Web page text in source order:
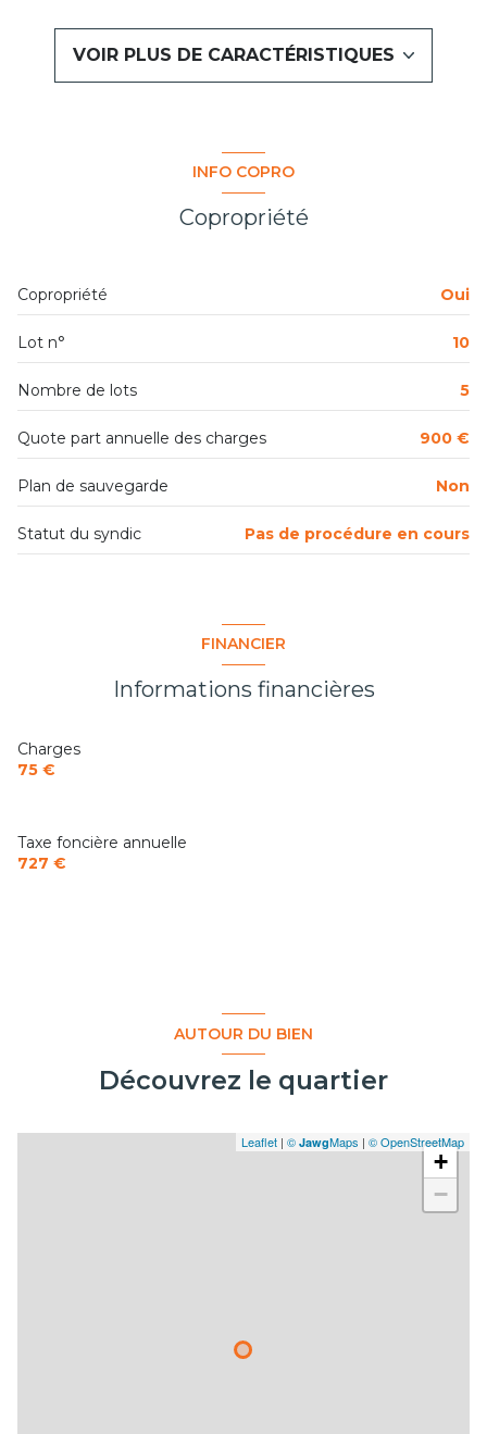
1er étage
1 étage(s)
cave
terrasse
quartier Sainte Anne
VOIR PLUS DE CARACTÉRISTIQUES
INFO COPRO
Copropriété
Copropriété Oui
Lot n° 10
Nombre de lots 5
Quote part annuelle des charges 900 €
Plan de sauvegarde Non
Statut du syndic Pas de procédure en cours
FINANCIER
Informations financières
Charges
75 €
Taxe foncière annuelle
727 €
AUTOUR DU BIEN
Découvrez le quartier
+
−
Leaflet | © JawgMaps | © OpenStreetMap